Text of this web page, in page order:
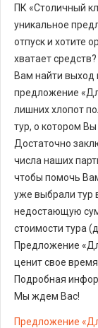
ПК «Столичный
уникальное
отпуск и хотите
хватает
Вам найти выход
предложение
лишних хлопот
тур, о котором
Достаточно
числа наших
чтобы помочь
уже выбрали тур
недостающую
стоимости тура
Предложение
ценит свое
Подробная
Мы ждем Вас!
Предложение